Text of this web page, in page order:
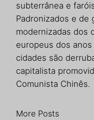
subterrânea e
Padronizados e de
modernizadas dos
europeus dos
cidades são
capitalista
Comunista Chinês.
More Posts